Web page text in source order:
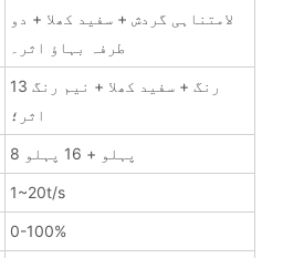
لامتناہی گردش + سفید کھلا + دو
طرفہ بہاؤ اثر۔
13 رنگ + سفید کھلا + نیم رنگ
اثر؛
8 پہلو + 16 پہلو
1~20t/s
0-100%